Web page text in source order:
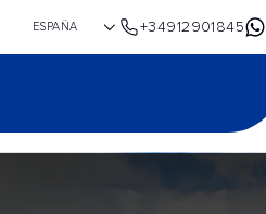
+34912901845